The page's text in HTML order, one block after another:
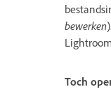
bewerken
Toch